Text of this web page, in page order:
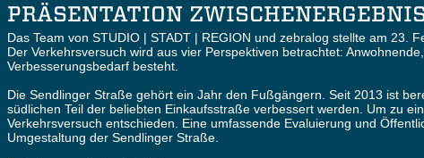
PRÄSENTATION
Das Team von STUDIO | STADT | REGION und zebralog stellte am 23.
Der Verkehrsversuch wird aus vier Perspektiven betrachtet:
Verbesserungsbedarf besteht.
Die Sendlinger Straße gehört ein Jahr den Fußgängern. Seit 2013 ist
südlichen Teil der beliebten Einkaufsstraße verbessert werden. Um zu
Verkehrsversuch entschieden. Eine umfassende Evaluierung und
Umgestaltung der Sendlinger Straße.